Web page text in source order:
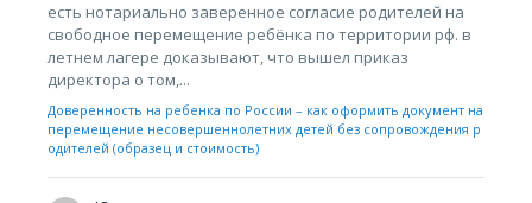
есть нотариально заверенное согласие родителей на
свободное перемещение ребёнка по территории рф. в
летнем лагере доказывают, что вышел приказ
директора о том,...
Доверенность на ребенка по России – как оформить документ на
перемещение несовершеннолетних детей без сопровождения р
одителей (образец и стоимость)